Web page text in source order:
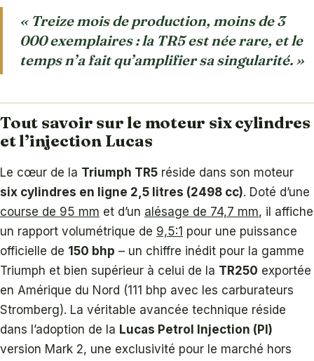
« Treize mois de production, moins de 3
000 exemplaires : la TR5 est née rare, et le
temps n’a fait qu’amplifier sa singularité. »
Tout savoir sur le moteur six cylindres
et l’injection Lucas
Le cœur de la Triumph TR5 réside dans son moteur
six cylindres en ligne 2,5 litres (2498 cc). Doté d’une
course de 95 mm et d’un alésage de 74,7 mm, il affiche
un rapport volumétrique de 9,5:1 pour une puissance
officielle de 150 bhp – un chiffre inédit pour la gamme
Triumph et bien supérieur à celui de la TR250 exportée
en Amérique du Nord (111 bhp avec les carburateurs
Stromberg). La véritable avancée technique réside
dans l’adoption de la Lucas Petrol Injection (PI)
version Mark 2, une exclusivité pour le marché hors